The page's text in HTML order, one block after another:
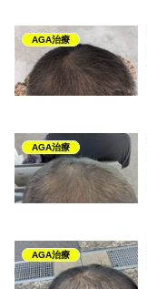
AGA治療
AGA治療
AGA治療